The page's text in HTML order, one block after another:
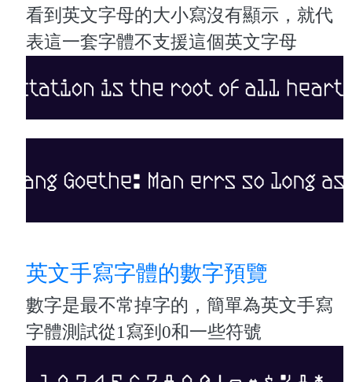
看到英文字母的大小寫沒有顯示，就代
表這一套字體不支援這個英文字母
英文手寫字體的數字預覽
數字是最不常掉字的，簡單為英文手寫
字體測試從1寫到0和一些符號